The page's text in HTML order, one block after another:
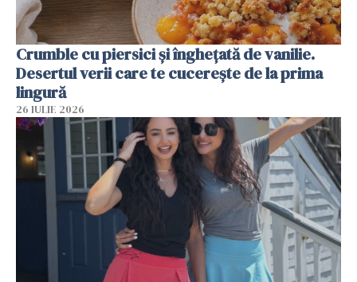
Crumble cu piersici și înghețată de vanilie.
Desertul verii care te cucerește de la prima
lingură
26 IULIE 2026